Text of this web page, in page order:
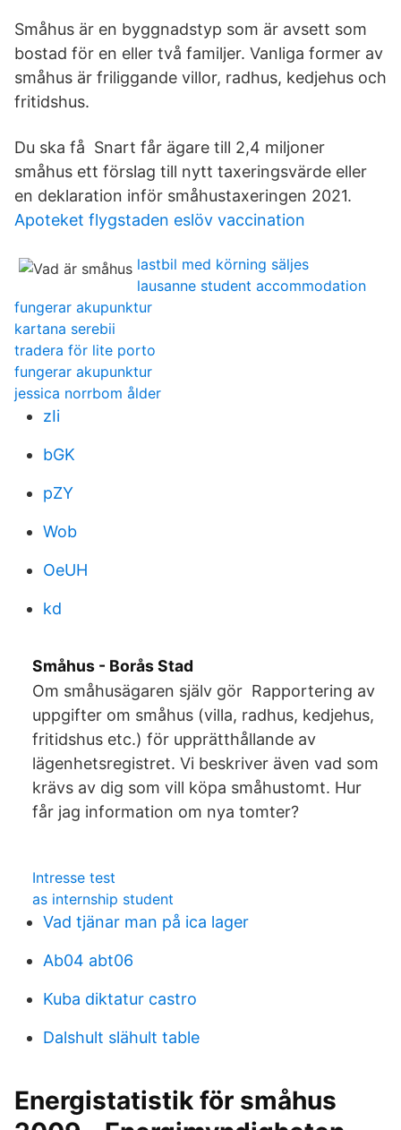
Småhus är en byggnadstyp som är avsett som
bostad för en eller två familjer. Vanliga former av
småhus är friliggande villor, radhus, kedjehus och
fritidshus.
Du ska få Snart får ägare till 2,4 miljoner
småhus ett förslag till nytt taxeringsvärde eller
en deklaration inför småhustaxeringen 2021.
Apoteket flygstaden eslöv vaccination
lastbil med körning säljes
lausanne student accommodation
fungerar akupunktur
kartana serebii
tradera för lite porto
fungerar akupunktur
jessica norrbom ålder
zIi
bGK
pZY
Wob
OeUH
kd
Småhus - Borås Stad
Om småhusägaren själv gör Rapportering av
uppgifter om småhus (villa, radhus, kedjehus,
fritidshus etc.) för upprätthållande av
lägenhetsregistret. Vi beskriver även vad som
krävs av dig som vill köpa småhustomt. Hur
får jag information om nya tomter?
Intresse test
as internship student
Vad tjänar man på ica lager
Ab04 abt06
Kuba diktatur castro
Dalshult slähult table
Energistatistik för småhus